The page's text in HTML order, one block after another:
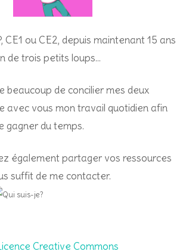
CE1 ou CE2, depuis maintenant 15 ans
de trois petits loups…
beaucoup de concilier mes deux
avec vous mon travail quotidien afin
gagner du temps.
également partager vos ressources
suffit de me contacter.